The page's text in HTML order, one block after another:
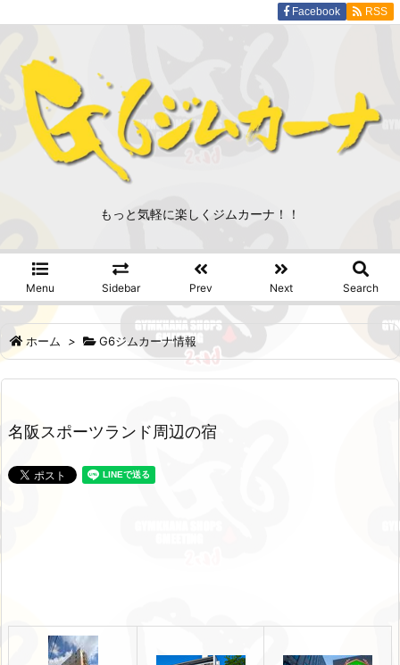
もっと気軽に楽しくジムカーナ！！
Menu Sidebar Prev Next Search
Facebook RSS
ホーム > G6ジムカーナ情報
名阪スポーツランド周辺の宿